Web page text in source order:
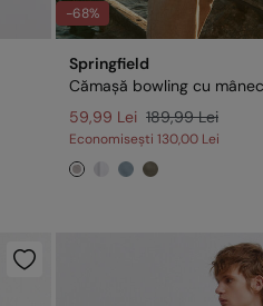
-68%
Springfield
59,99 Lei 189,99 Lei
Economisești 130,00 Lei